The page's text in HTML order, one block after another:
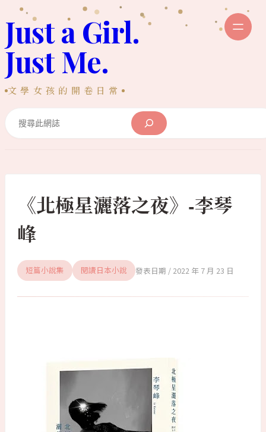
至
主
內
容
Just a Girl.
Just Me.
文學女孩的開卷日常
《北極星灑落之夜》-李琴
峰
短篇小說集 閱讀日本小說 2022 年 7 月 23 日